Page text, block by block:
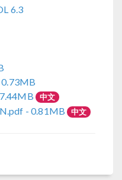
6.3
中文
- 0.81MB 中文